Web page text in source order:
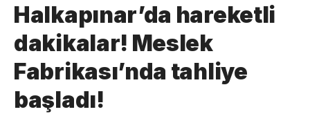
Halkapınar’da hareketli
dakikalar! Meslek
Fabrikası’nda tahliye
başladı!